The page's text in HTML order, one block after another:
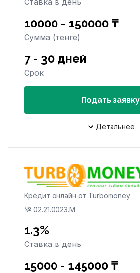
Ставка в день
10000 - 150000 ₸
Сумма (тенге)
7 - 30 дней
Срок
Подать заявку
Детальнее
Кредит онлайн от Turbomoney
№ 02.21.0023.M
1.3%
Ставка в день
15000 - 145000 ₸